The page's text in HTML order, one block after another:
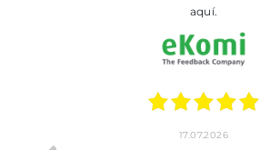
aquí.
17.07.2026